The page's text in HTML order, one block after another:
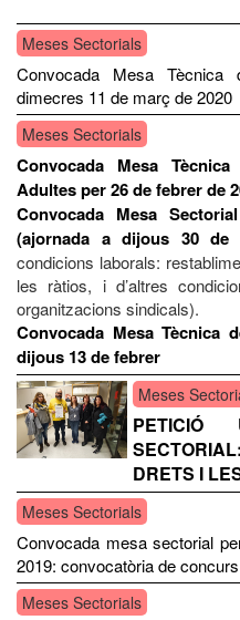
Meses Sectorials
Convocada Mesa Tècnica
dimecres 11 de març de 2020
Meses Sectorials
Convocada Mesa
Adultes per 26 de febrer de
Convocada Mesa Sectorial
(ajornada a dijous 30 de
condicions laborals:
les ràtios, i d’altres
organitzacions sindicals).
Convocada Mesa Tècnica
dijous 13 de febrer
Meses
PETICIÓ
DRETS I
Meses Sectorials
Convocada mesa sectorial
2019: convocatòria de
Meses Sectorials